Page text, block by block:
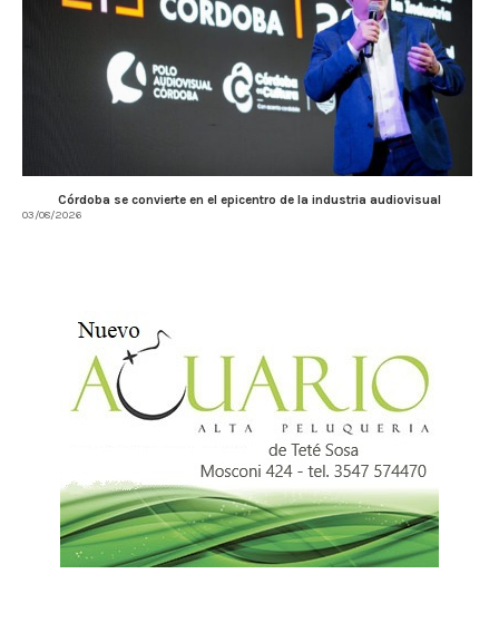
Córdoba se convierte en el epicentro de la industria audiovisual
03/08/2026